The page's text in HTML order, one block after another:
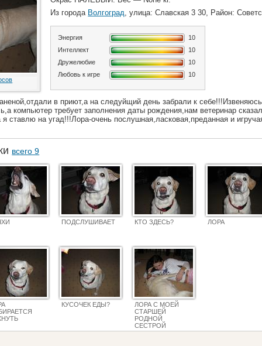
Из города Волгоград, улица: Славская 3 30, Район:
Энергия
10
Интеллект
10
Дружелюбие
10
Любовь к игре
10
в приют,а на следуйщий день забрали к
компьютер требует заполнения даты рождения,нам ветеринар
я ставлю на угад!!!Лора-очень послушная,ласковая,преданная и
всего 9
ПОДСЛУШИВАЕТ КТО ЗДЕСЬ? ЛОРА
КУСОЧЕК ЕДЫ?
ЛОРА С МОЕЙ
СТАРШЕЙ
РОДНОЙ
СЕСТРОЙ
НАСТЕЙ